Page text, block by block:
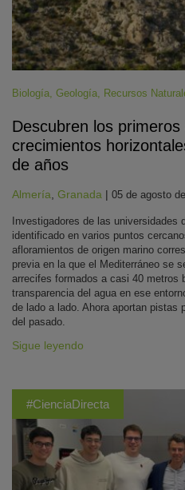
Biología, Geología, Recursos
Descubren los
crecimientos
de años
Almería Granada | 05 de agosto
Investigadores de las universidades
identificado en varios puntos
afloramientos de origen marino
previa en la que el Mediterráneo se
arrecifes formados a casi 40 metros
transparencia del agua en ese
de lado a lado. Ahora aportan pistas
del pasado.
Sigue leyendo
#CienciaDirecta